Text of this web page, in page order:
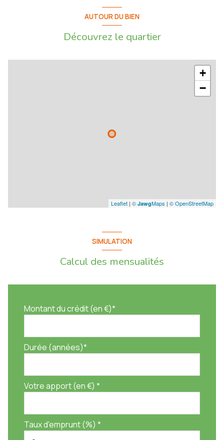
AUTOUR DU BIEN
Découvrez le quartier
+
−
Leaflet | © JawgMaps | © OpenStreetMap
SIMULATION
Calcul des mensualités
Montant du crédit (en €)*
Durée (années)*
Votre apport (en €) *
Taux d'emprunt (%) *